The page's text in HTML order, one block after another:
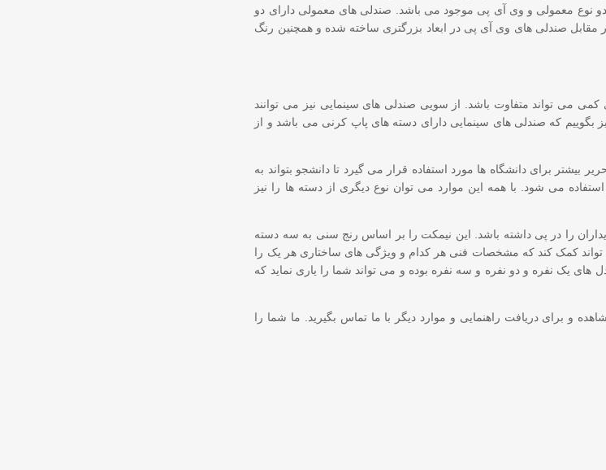
دو نوع معمولی و وی آی پی موجود می باشد. صندلی های معمولی دارای دو
مقابل صندلی های وی آی پی در ابعاد بزرگتری ساخته شده و همچنین رنگ
می تواند متفاوت باشد. از سویی صندلی های سینمایی نیز می توانند
بگوییم که صندلی های سینمایی دارای دسته های پاپ کرنی می باشد و از
برای دانشگاه ها مورد استفاده قرار می گیرد تا دانشجو بتواند به
می شود. با همه این موارد می توان نوع دیگری از دسته ها را نیز
را در پی داشته باشد. این نیمکت را بر اساس رنج سنی به سه دسته
تواند کمک کند که مشخصات فنی هر کدام و ویژگی های ساختاری هر یک را
یک نفره و دو نفره و سه نفره بوده و می تواند شما را یاری نماید که
و برای دریافت راهنمایی و موارد دیگر با ما تماس بگیرید. ما شما را